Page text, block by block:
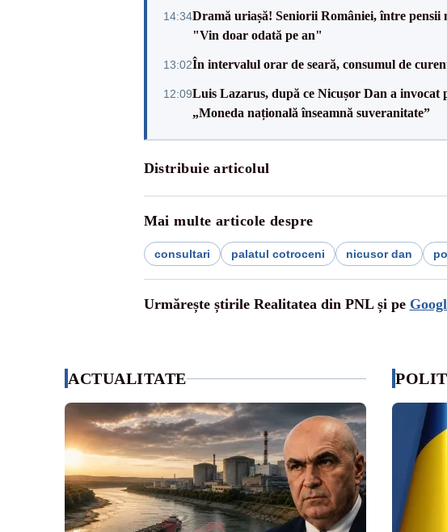
14:34Dramă uriașă! Seniorii României, între
"Vin doar odată pe an"
13:02În intervalul orar de seară, consumul de
12:09Luis Lazarus, după ce Nicușor Dan a invocat
„Moneda națională înseamnă suveranitate”
Distribuie articolul
Mai multe articole despre
consultari palatul cotroceni nicusor dan
Urmărește știrile Realitatea din PNL și pe
ACTUALITATE